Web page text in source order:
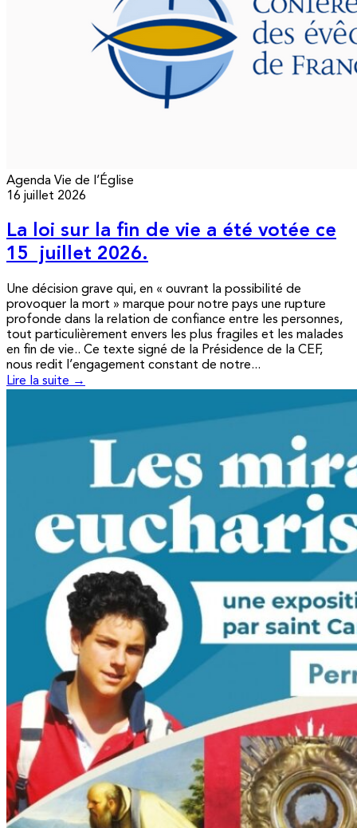
Agenda Vie de l’Église
16 juillet 2026
La loi sur la fin de vie a été votée ce
15 juillet 2026.
Une décision grave qui, en « ouvrant la possibilité de
provoquer la mort » marque pour notre pays une rupture
profonde dans la relation de confiance entre les personnes,
tout particulièrement envers les plus fragiles et les malades
en fin de vie.. Ce texte signé de la Présidence de la CEF,
nous redit l’engagement constant de notre...
Lire la suite →